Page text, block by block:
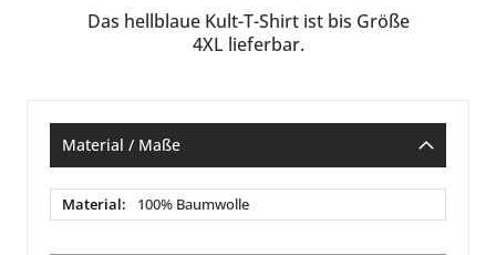
Das hellblaue Kult-T-Shirt ist bis Größe
4XL lieferbar.
Material / Maße
Material
/
100% Baumwolle